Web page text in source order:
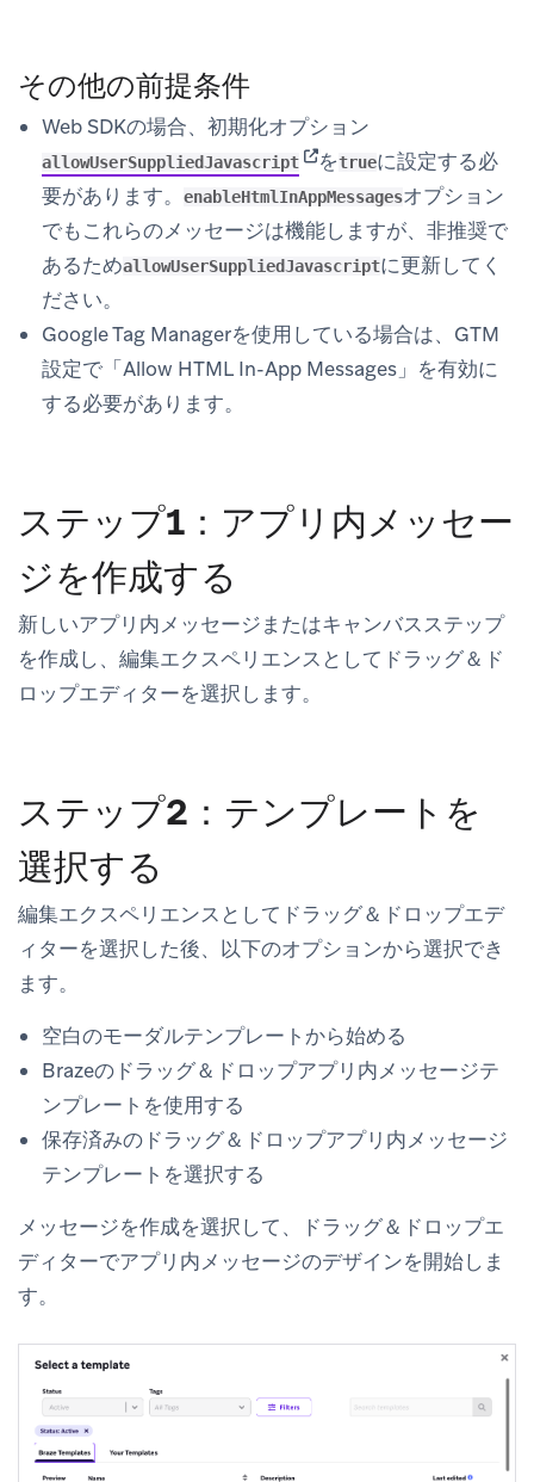
その他の前提条件
Web SDKの場合、初期化オプション
allowUserSuppliedJavascript(opens in new tab)
をtrueに設定する必
要があります。
enableHtmlInAppMessagesオプション
でもこれらのメッセージは機能しますが、非推奨で
あるためallowUserSuppliedJavascriptに更新してく
ださい。
Google Tag Managerを使用している場合は、GTM
設定で「Allow HTML In-App Messages」を有効に
する必要があります。
ステップ1：アプリ内メッセー
ジを作成する
新しいアプリ内メッセージまたはキャンバスステップ
を作成し、編集エクスペリエンスとして ドラッグ＆ド
ロップエディターを選択します。
ステップ2：テンプレートを
選択する
編集エクスペリエンスとしてドラッグ＆ドロップエデ
ィターを選択した後、以下のオプションから選択でき
ます。
空白のモーダルテンプレートから始める
Brazeのドラッグ＆ドロップアプリ内メッセージテ
ンプレートを使用する
保存済みのドラッグ＆ドロップアプリ内メッセージ
テンプレートを選択する
メッセージを作成を選択して、ドラッグ＆ドロップエ
ディターでアプリ内メッセージのデザインを開始しま
す。